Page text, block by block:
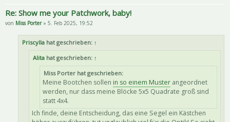
Re: Show me your Patchwork, baby!
von Miss Porter» 5. Feb 2025, 19:52
Priscylla hat geschrieben: ↑
Alita hat geschrieben: ↑
Miss Porter hat geschrieben:
Meine Bootchen sollen in so einem Muster angeordnet
werden, nur dass meine Blöcke 5x5 Quadrate groß sind
statt 4x4.
Ich finde, deine Entscheidung, das eine Segel ein Kästchen